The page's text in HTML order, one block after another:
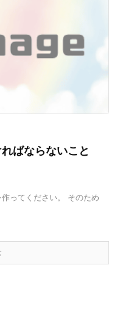
ばならないこと
ってください。 そのため